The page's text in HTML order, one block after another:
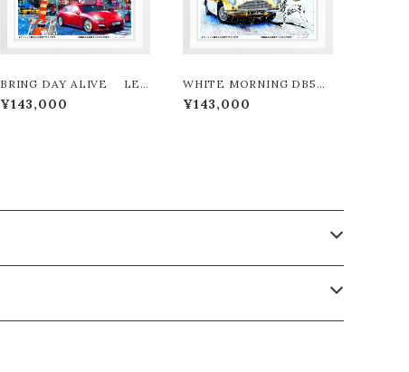
BRING DAY ALIVE LEO
N TERASHIMA版画作品18
0作限定
¥143,000
WHITE MORNING DB5
LEON TERASHIMA版画作
品180作限定
¥143,000